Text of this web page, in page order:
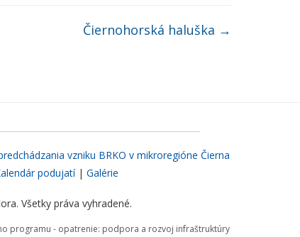
Čiernohorská haluška →
vzniku BRKO v mikroregióne Čierna
podujatí| Galérie
Všetky práva vyhradené.
programu - opatrenie: podpora a rozvoj infraštruktúry